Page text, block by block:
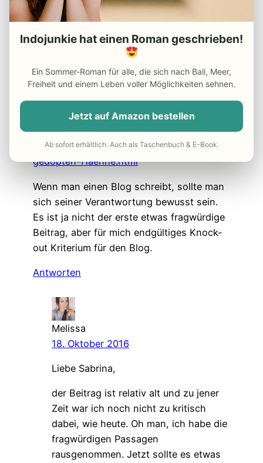
altes Ritual, trotzdem würdest du dafür
wohl kaum die Werbetrommel rühren, oder?
Dass du noch stolz zugibst, ebenfalls
gewettet zu haben, schlägt dem Fass den
Boden aus. Ganz nebenbei: es ist ILLEGAL!
Ein netter Bericht über das, was dahinter
https://www.welt.de/vermischtes/article132
964546/Der-grausame-Todeskampf-der-
gedopten-Haehne.html
Wenn man einen Blog schreibt, sollte man
sich seiner Verantwortung bewusst sein.
Es ist ja nicht der erste etwas fragwürdige
Beitrag, aber für mich endgültiges Knock-
out Kriterium für den Blog.
Antworten
Melissa
18. Oktober 2016
Liebe Sabrina,
der Beitrag ist relativ alt und zu jener
Zeit war ich noch nicht zu kritisch
dabei, wie heute. Oh man, ich habe die
fragwürdigen Passagen
rausgenommen. Jetzt sollte es etwas
Indojunkie hat einen Roman geschrieben!
Ein Sommer-Roman für alle, die sich nach Bali, Meer,
Freiheit und einem Leben voller Möglichkeiten sehnen.
Jetzt auf Amazon bestellen
Ab sofort erhältlich. Auch als Taschenbuch & E-Book.